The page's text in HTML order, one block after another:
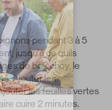
pendant 3 à 5
jusqu'à ce quils
de bok choy, le
Ajouter les
les feuilles vertes
cuire 2 minutes.